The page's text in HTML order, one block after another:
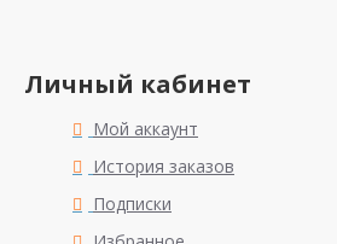
Личный кабинет
Мой аккаунт
История заказов
Подписки